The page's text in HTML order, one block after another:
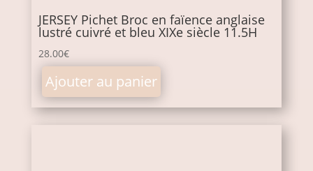
JERSEY Pichet Broc en faïence anglaise
lustré cuivré et bleu XIXe siècle 11.5H
28.00€
Ajouter au panier